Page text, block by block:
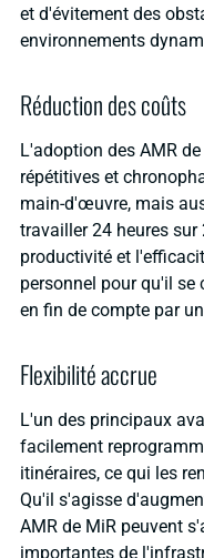
et d'évitement des
environnements
Réduction des coûts
L'adoption des AMR
répétitives et
main-d'œuvre, mais
travailler 24 heures
productivité et
personnel pour qu'il se
en fin de compte par
Flexibilité accrue
L'un des principaux
facilement
itinéraires, ce qui les
Qu'il s'agisse
AMR de MiR peuvent
importantes de